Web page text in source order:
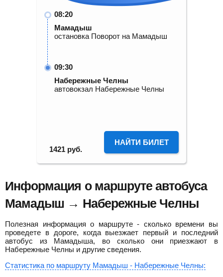
08:20
Мамадыш
остановка Поворот на Мамадыш
09:30
Набережные Челны
автовокзал Набережные Челны
1421 руб.
НАЙТИ БИЛЕТ
Информация о маршруте автобуса
Мамадыш → Набережные Челны
Полезная информация о маршруте - сколько времени вы
проведете в дороге, когда выезжает первый и последний
автобус из Мамадыша, во сколько они приезжают в
Набережные Челны и другие сведения.
Статистика по маршруту Мамадыш - Набережные Челны: